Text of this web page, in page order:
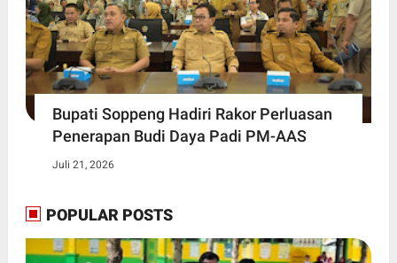
Bupati Soppeng Hadiri Rakor Perluasan
Penerapan Budi Daya Padi PM-AAS
Juli 21, 2026
POPULAR POSTS